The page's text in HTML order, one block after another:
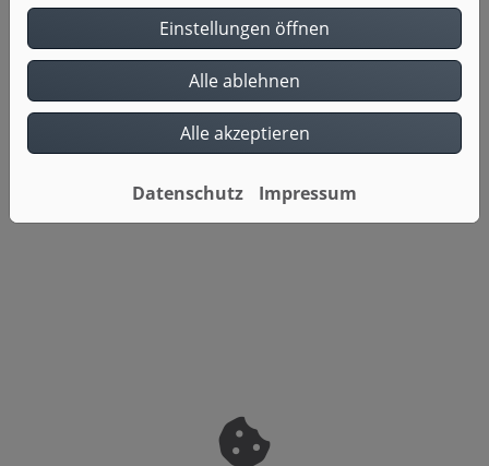
Die Installation eines BHKW ist mit einem
gewissen Aufwand verbunden. Wir
übernehmen für Sie die Planung, koordinieren
alle nötigen Gewerke und erstellen eine
transparente Kostenaufstellung ohne
Überraschungen. Entsprechend haben Sie nur
einen Ansprechpartner und können sich auf
eine saubere und termingerechte Ausführung
aller Arbeiten verlassen.
Einstellungen öffnen
Alle ablehnen
Alle akzeptieren
Datenschutz Impressum